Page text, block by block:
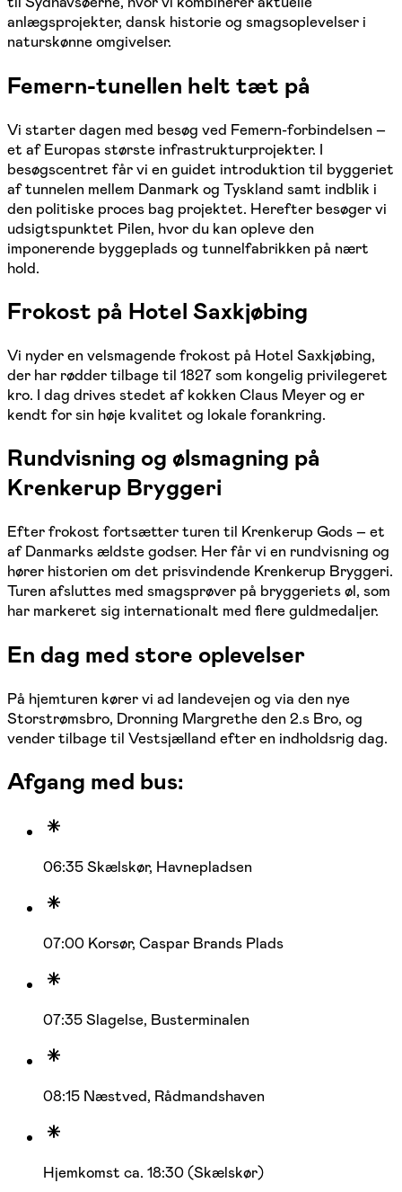
anlægsprojekter, dansk historie og smagsoplevelser i
naturskønne omgivelser.
Femern-tunellen helt tæt på
Vi starter dagen med besøg ved Femern-forbindelsen –
et af Europas største infrastrukturprojekter. I
besøgscentret får vi en guidet introduktion til byggeriet
af tunnelen mellem Danmark og Tyskland samt indblik i
den politiske proces bag projektet. Herefter besøger vi
udsigtspunktet Pilen, hvor du kan opleve den
imponerende byggeplads og tunnelfabrikken på nært
hold.
Frokost på Hotel Saxkjøbing
Vi nyder en velsmagende frokost på Hotel Saxkjøbing,
der har rødder tilbage til 1827 som kongelig privilegeret
kro. I dag drives stedet af kokken Claus Meyer og er
kendt for sin høje kvalitet og lokale forankring.
Rundvisning og ølsmagning på
Krenkerup Bryggeri
Efter frokost fortsætter turen til Krenkerup Gods – et
af Danmarks ældste godser. Her får vi en rundvisning og
hører historien om det prisvindende Krenkerup Bryggeri.
Turen afsluttes med smagsprøver på bryggeriets øl, som
har markeret sig internationalt med flere guldmedaljer.
En dag med store oplevelser
På hjemturen kører vi ad landevejen og via den nye
Storstrømsbro, Dronning Margrethe den 2.s Bro, og
vender tilbage til Vestsjælland efter en indholdsrig dag.
Afgang med bus:
06:35 Skælskør, Havnepladsen
07:00 Korsør, Caspar Brands Plads
07:35 Slagelse, Busterminalen
08:15 Næstved, Rådmandshaven
Hjemkomst ca. 18:30 (Skælskør)